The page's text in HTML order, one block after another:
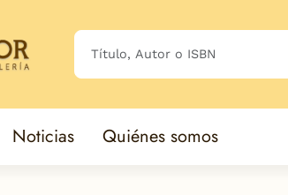
Noticias Quiénes somos